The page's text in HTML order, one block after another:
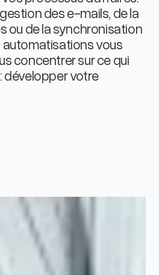
des e-mails, de la
ou de la synchronisation
vous
concentrer sur ce qui
développer votre